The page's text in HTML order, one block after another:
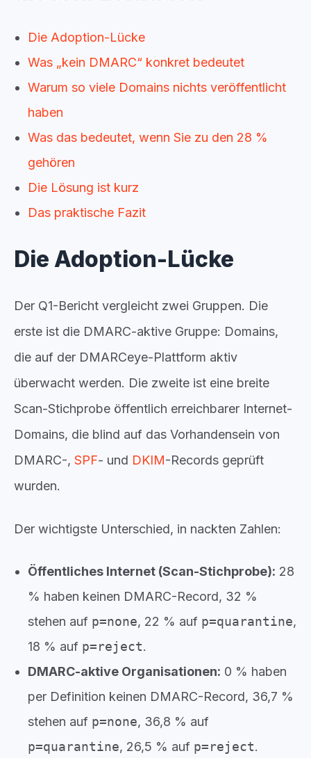
Die Adoption-Lücke
Was „kein DMARC“ konkret bedeutet
Warum so viele Domains nichts veröffentlicht
haben
Was das bedeutet, wenn Sie zu den 28 %
gehören
Die Lösung ist kurz
Das praktische Fazit
Die Adoption-Lücke
Der Q1-Bericht vergleicht zwei Gruppen. Die
erste ist die DMARC-aktive Gruppe: Domains,
die auf der DMARCeye-Plattform aktiv
überwacht werden. Die zweite ist eine breite
Scan-Stichprobe öffentlich erreichbarer Internet-
Domains, die blind auf das Vorhandensein von
DMARC-, SPF- und DKIM-Records geprüft
wurden.
Der wichtigste Unterschied, in nackten Zahlen:
Öffentliches Internet (Scan-Stichprobe): 28
% haben keinen DMARC-Record, 32 %
stehen auf p=none, 22 % auf p=quarantine,
18 % auf p=reject.
DMARC-aktive Organisationen: 0 % haben
per Definition keinen DMARC-Record, 36,7 %
stehen auf p=none, 36,8 % auf
p=quarantine, 26,5 % auf p=reject.